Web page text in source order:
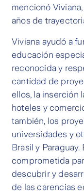
mencionó
años de
Viviana ayudó a
educación
reconocida y
cantidad de
ellos, la inserción
hoteles y
también, los
universidades y
Brasil y
comprometida
descubrir y
de las carencias